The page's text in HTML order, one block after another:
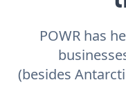
POWR has
(besides